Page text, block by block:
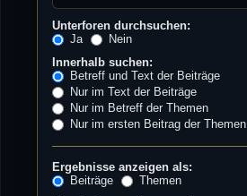
Unterforen durchsuchen:
Ja
Nein
Innerhalb suchen:
Betreff und Text der Beiträge
Nur im Text der Beiträge
Nur im Betreff der Themen
Nur im ersten Beitrag der Themen
Ergebnisse anzeigen als:
Beiträge
Themen